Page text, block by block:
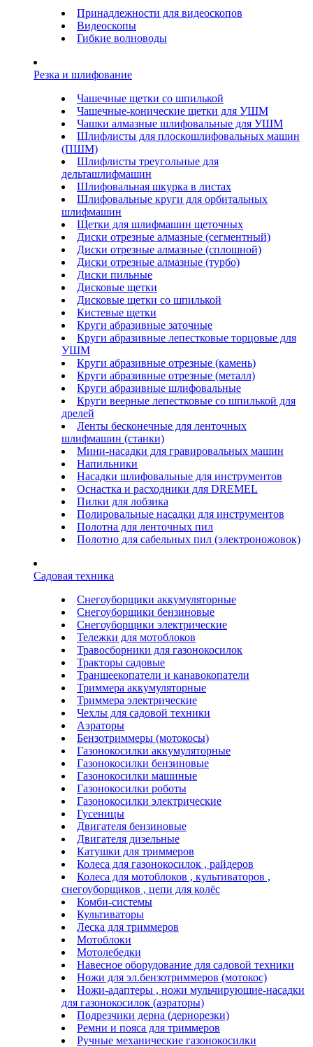
Принадлежности для видеоскопов
Видеоскопы
Гибкие волноводы
Резка и шлифование
Чашечные щетки со шпилькой
Чашечные-конические щетки для УШМ
Чашки алмазные шлифовальные для УШМ
Шлифлисты для плоскошлифовальных машин
(ПШМ)
Шлифлисты треугольные для
дельташлифмашин
Шлифовальная шкурка в листах
Шлифовальные круги для орбитальных
шлифмашин
Щетки для шлифмашин щеточных
Диски отрезные алмазные (сегментный)
Диски отрезные алмазные (сплошной)
Диски отрезные алмазные (турбо)
Диски пильные
Дисковые щетки
Дисковые щетки со шпилькой
Кистевые щетки
Круги абразивные заточные
Круги абразивные лепестковые торцовые для
УШМ
Круги абразивные отрезные (камень)
Круги абразивные отрезные (металл)
Круги абразивные шлифовальные
Круги веерные лепестковые со шпилькой для
дрелей
Ленты бесконечные для ленточных
шлифмашин (станки)
Мини-насадки для гравировальных машин
Напильники
Насадки шлифовальные для инструментов
Оснастка и расходники для DREMEL
Пилки для лобзика
Полировальные насадки для инструментов
Полотна для ленточных пил
Полотно для сабельных пил (электроножовок)
Садовая техника
Снегоуборщики аккумуляторные
Снегоуборщики бензиновые
Снегоуборщики электрические
Тележки для мотоблоков
Травосборники для газонокосилок
Тракторы садовые
Траншеекопатели и канавокопатели
Триммера аккумуляторные
Триммера электрические
Чехлы для садовой техники
Аэраторы
Бензотриммеры (мотокосы)
Газонокосилки аккумуляторные
Газонокосилки бензиновые
Газонокосилки машиные
Газонокосилки роботы
Газонокосилки электрические
Гусеницы
Двигателя бензиновые
Двигателя дизельные
Катушки для триммеров
Колеса для газонокосилок , райдеров
Колеса для мотоблоков , культиваторов ,
снегоуборщиков , цепи для колёс
Комби-системы
Культиваторы
Леска для триммеров
Мотоблоки
Мотолебедки
Навесное оборудование для садовой техники
Ножи для эл.бензотриммеров (мотокос)
Ножи-адаптеры , ножи мульчирующие-насадки
для газонокосилок (аэраторы)
Подрезчики дерна (дернорезки)
Ремни и пояса для триммеров
Ручные механические газонокосилки